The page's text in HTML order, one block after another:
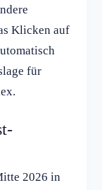
Klicken auf
für
2026 in